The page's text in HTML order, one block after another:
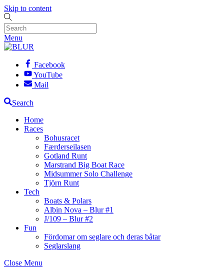
Skip to content
Menu
Facebook
YouTube
Mail
Search
Home
Races
Bohusracet
Færderseilasen
Gotland Runt
Marstrand Big Boat Race
Midsummer Solo Challenge
Tjörn Runt
Tech
Boats & Polars
Albin Nova – Blur #1
J/109 – Blur #2
Fun
Fördomar om seglare och deras båtar
Seglarslang
Close Menu